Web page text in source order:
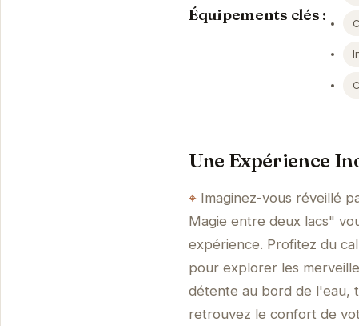
Équipements clés :
Une Expérience
Imaginez-vous réveillé
Magie entre deux lacs"
expérience. Profitez du
pour explorer les
détente au bord de l'eau,
retrouvez le confort de